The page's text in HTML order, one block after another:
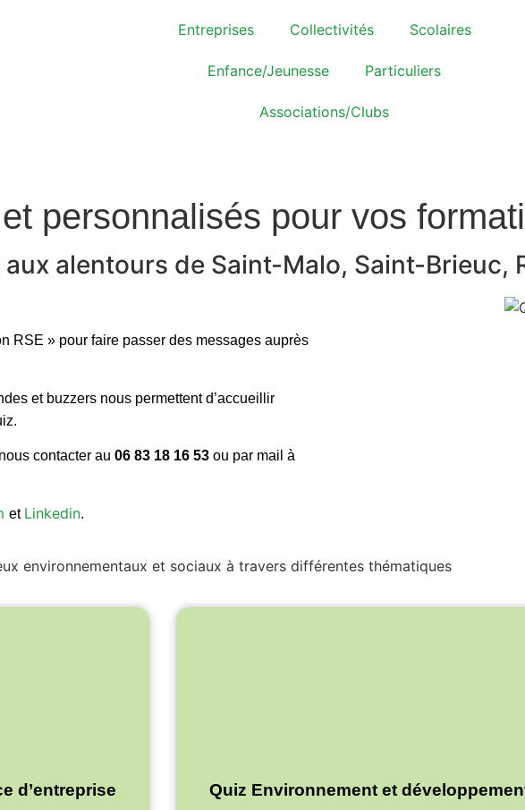
Entreprises Collectivités Scolaires
Enfance/Jeunesse Particuliers
Associations/Clubs
personnalisés pour vos
alentours de Saint-Malo, Saint-Brieuc,
RSE » pour faire passer des messages auprès
et buzzers nous permettent d’accueillir
contacter au 06 83 18 16 53 ou par mail à
et Linkedin.
environnementaux et sociaux à travers différentes thématiques
d’entreprise Quiz Environnement et